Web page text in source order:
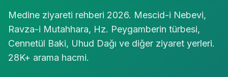
Medine ziyareti rehberi 2026. Mescid-i Nebevi,
Ravza-i Mutahhara, Hz. Peygamberin türbesi,
Cennetül Baki, Uhud Dağı ve diğer ziyaret yerleri.
28K+ arama hacmi.